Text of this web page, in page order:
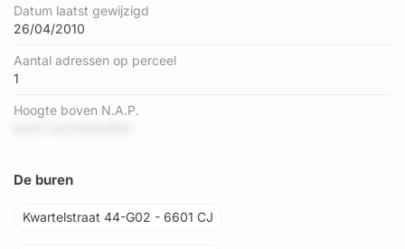
Datum laatst gewijzigd
26/04/2010
Aantal adressen op perceel
1
Hoogte boven N.A.P.
De buren
Kwartelstraat 44-G02 - 6601 CJ